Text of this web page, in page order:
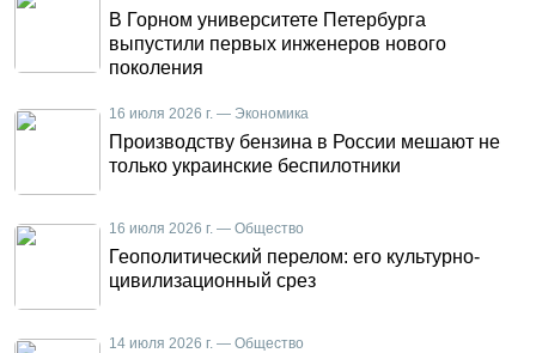
В Горном университете Петербурга
выпустили первых инженеров нового
поколения
16 июля 2026 г. — Экономика
Производству бензина в России мешают не
только украинские беспилотники
16 июля 2026 г. — Общество
Геополитический перелом: его культурно-
цивилизационный срез
14 июля 2026 г. — Общество